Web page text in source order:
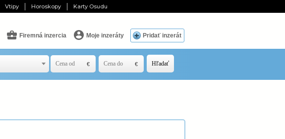
Vtipy Horoskopy Karty Osudu
Firemná inzercia Moje inzeráty Pridať inzerát
Hľadať